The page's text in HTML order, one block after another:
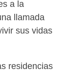
a la
llamada
sus vidas
residencias